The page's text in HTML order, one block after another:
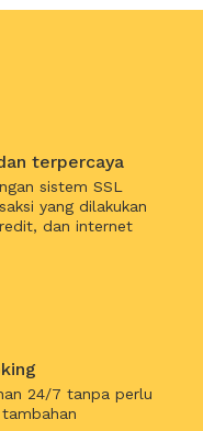
terpercaya
sistem SSL
yang dilakukan
dan internet
24/7 tanpa perlu